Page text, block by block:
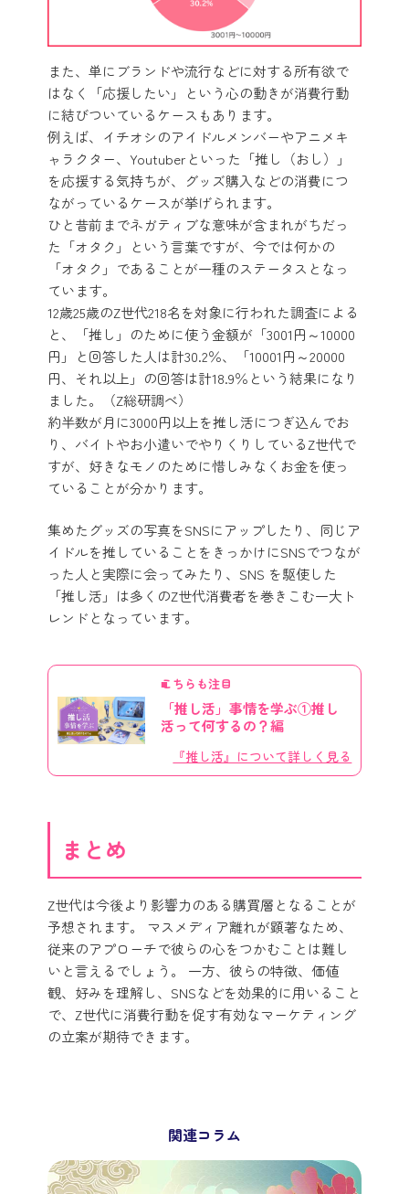
また、単にブランドや流行などに対する所有欲で
はなく「応援したい」という心の動きが消費行動
に結びついているケースもあります。
例えば、イチオシのアイドルメンバーやアニメキ
ャラクター、Youtuberといった「推し（おし）」
を応援する気持ちが、グッズ購入などの消費につ
ながっているケースが挙げられます。
ひと昔前までネガティブな意味が含まれがちだっ
た「オタク」という言葉ですが、今では何かの
「オタク」であることが一種のステータスとなっ
ています。
12歳25歳のZ世代218名を対象に行われた調査による
と、「推し」のために使う金額が「3001円～10000
円」と回答した人は計30.2％、「10001円～20000
円、それ以上」の回答は計18.9％という結果になり
ました。（Z総研調べ）
約半数が月に3000円以上を推し活につぎ込んでお
り、バイトやお小遣いでやりくりしているZ世代で
すが、好きなモノのために惜しみなくお金を使っ
ていることが分かります。
集めたグッズの写真をSNSにアップしたり、同じア
イドルを推していることをきっかけにSNSでつなが
った人と実際に会ってみたり、SNS を駆使した
「推し活」は多くのZ世代消費者を巻きこむ一大ト
レンドとなっています。
こちらも注目
「推し活」事情を学ぶ①推し
活って何するの？編
『推し活』について詳しく見る
まとめ
Z世代は今後より影響力のある購買層となることが
予想されます。 マスメディア離れが顕著なため、
従来のアプローチで彼らの心をつかむことは難し
いと言えるでしょう。 一方、彼らの特徴、価値
観、好みを理解し、SNSなどを効果的に用いること
で、Z世代に消費行動を促す有効なマーケティング
の立案が期待できます。
関連コラム